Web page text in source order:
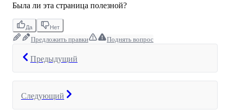
Была ли эта страница полезной?
Да Нет
Предложить правки Поднять вопрос
Предыдущий
Следующий